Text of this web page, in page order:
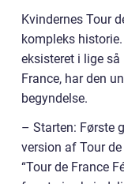
Kvindernes Tour
kompleks
eksisteret i lige
France, har den
begyndelse.
– Starten: Første
version af Tour
“Tour de France